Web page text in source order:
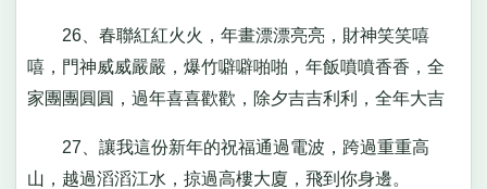
26、春聯紅紅火火，年畫漂漂亮亮，財神笑笑嘻
嘻，門神威威嚴嚴，爆竹噼噼啪啪，年飯噴噴香香，全
家團團圓圓，過年喜喜歡歡，除夕吉吉利利，全年大吉
27、讓我這份新年的祝福通過電波，跨過重重高
山，越過滔滔江水，掠過高樓大廈，飛到你身邊。